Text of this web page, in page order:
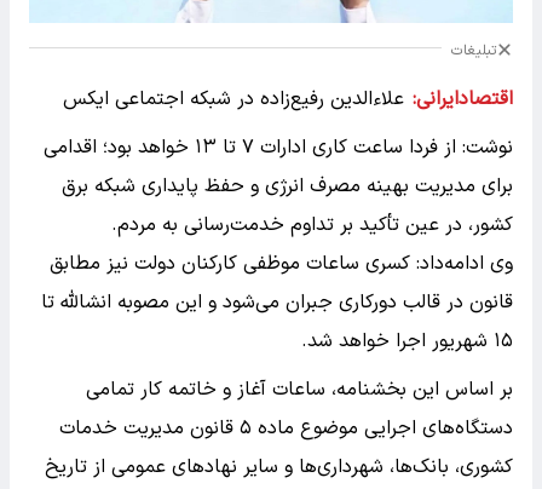
تبلیغات
اقتصادایرانی: علاءالدین رفیع‌زاده در شبکه اجتماعی ایکس
نوشت: از فردا ساعت کاری ادارات ۷ تا ۱۳ خواهد بود؛ اقدامی
برای مدیریت بهینه مصرف انرژی و حفظ پایداری شبکه برق
کشور، در عین تأکید بر تداوم خدمت‌رسانی به مردم.
وی ادامه‌داد: کسری ساعات موظفی کارکنان دولت نیز مطابق
قانون در قالب دورکاری جبران می‌شود و این مصوبه انشالله تا
۱۵ شهریور اجرا خواهد شد.
بر اساس این بخشنامه، ساعات آغاز و خاتمه کار تمامی
دستگاه‌های اجرایی موضوع ماده ۵ قانون مدیریت خدمات
کشوری، بانک‌ها، شهرداری‌ها و سایر نهاد‌های عمومی از تاریخ